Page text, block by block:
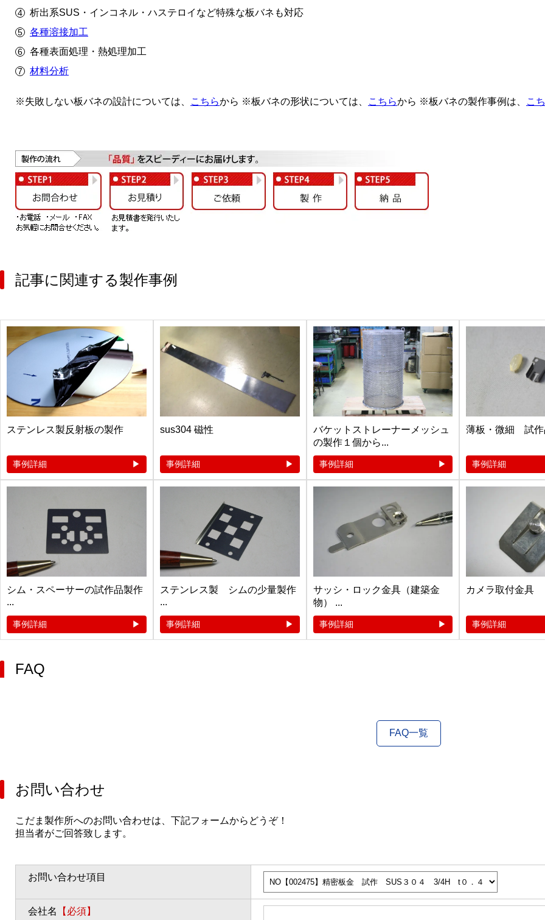
析出系SUS・インコネル・ハステロイなど特殊な板バネも対応
各種溶接加工
各種表面処理・熱処理加工
材料分析
※失敗しない板バネの設計については、 こちらから ※板バネの形状については、 こちらから ※板バネの製作事例は、 こ
記事に関連する製作事例
ステンレス製反射板の製作
事例詳細
sus304 磁性
事例詳細
バケットストレーナーメッシュ
の製作１個から...
事例詳細
薄板・微細 試作
事例詳細
シム・スペーサーの試作品製作
...
事例詳細
ステンレス製 シムの少量製作
...
事例詳細
サッシ・ロック金具（建築金
物） ...
事例詳細
カメラ取付金具
事例詳細
FAQ
FAQ一覧
お問い合わせ
こだま製作所へのお問い合わせは、下記フォームからどうぞ！
担当者がご回答致します。
お問い合わせ項目
会社名
【必須】